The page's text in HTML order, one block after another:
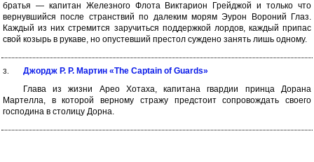
братья — капитан Железного Флота Виктарион Грейджой и только что
вернувшийся после странствий по далеким морям Эурон Вороний Глаз.
Каждый из них стремится заручиться поддержкой лордов, каждый припас
свой козырь в рукаве, но опустевший престол суждено занять лишь одному.
3.
Джордж Р. Р. Мартин «The Captain of Guards»
Глава из жизни Арео Хотаха, капитана гвардии принца Дорана
Мартелла, в которой верному стражу предстоит сопровождать своего
господина в столицу Дорна.